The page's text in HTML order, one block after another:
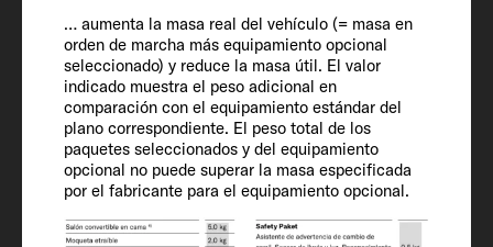
… aumenta la masa real del vehículo (= masa en
orden de marcha más equipamiento opcional
seleccionado) y reduce la masa útil. El valor
indicado muestra el peso adicional en
comparación con el equipamiento estándar del
plano correspondiente. El peso total de los
paquetes seleccionados y del equipamiento
opcional no puede superar la masa especificada
por el fabricante para el equipamiento opcional.
Distancia entre ejes
380
Equipamiento
interior